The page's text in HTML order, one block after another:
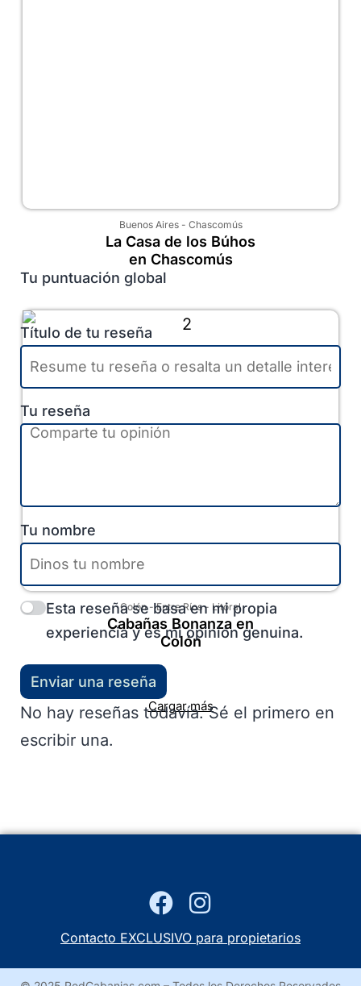
Buenos Aires- Chascomús
La Casa de los Búhos
en Chascomús
Colón-Entre Ríos- Litoral
Cabañas Bonanza en
Colón
Cargar más
Tu puntuación global
Título de tu reseña
Tu reseña
Tu nombre
Esta reseña se basa en mi propia
experiencia y es mi opinión genuina.
Enviar una reseña
No hay reseñas todavía. Sé el primero en
escribir una.
Contacto EXCLUSIVO para propietarios